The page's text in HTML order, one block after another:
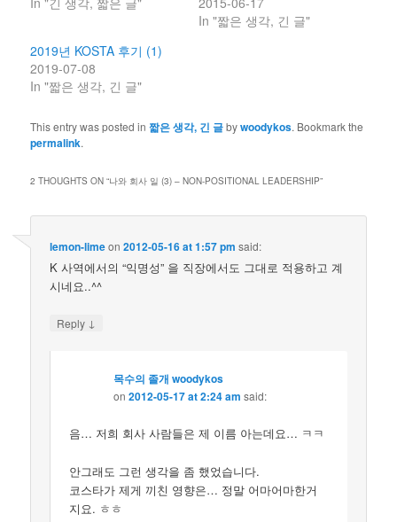
In "짧은 생각, 긴 글"
2019년 KOSTA 후기 (1)
2019-07-08
In "짧은 생각, 긴 글"
This entry was posted in짧은 생각, 긴 글bywoodykos. Bookmark the
permalink.
2 THOUGHTS ON “나와 회사 일 (3) – NON-POSITIONAL LEADERSHIP”
lemon-limeon2012-05-16 at 1:57 pm said:
K 사역에서의 “익명성” 을 직장에서도 그대로 적용하고 계
시네요..^^
Reply ↓
목수의 졸개 woodykos
on2012-05-17 at 2:24 am said:
음… 저희 회사 사람들은 제 이름 아는데요… ㅋㅋ
안그래도 그런 생각을 좀 했었습니다.
코스타가 제게 끼친 영향은… 정말 어마어마한거
지요. ㅎㅎ